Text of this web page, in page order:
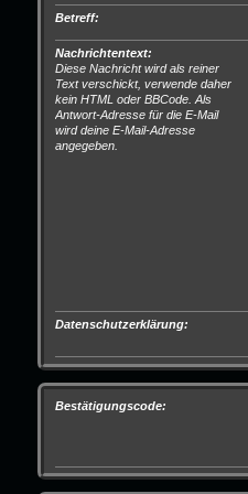
Betreff:
Nachrichtentext:
Diese Nachricht wird als reiner
Text verschickt, verwende daher
kein HTML oder BBCode. Als
Antwort-Adresse für die E-Mail
wird deine E-Mail-Adresse
angegeben.
Datenschutzerklärung:
Bestätigungscode: